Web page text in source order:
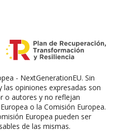
- NextGenerationEU. Sin
opiniones expresadas son
o autores y no reflejan
o la Comisión Europea.
Europea pueden ser
de las mismas.